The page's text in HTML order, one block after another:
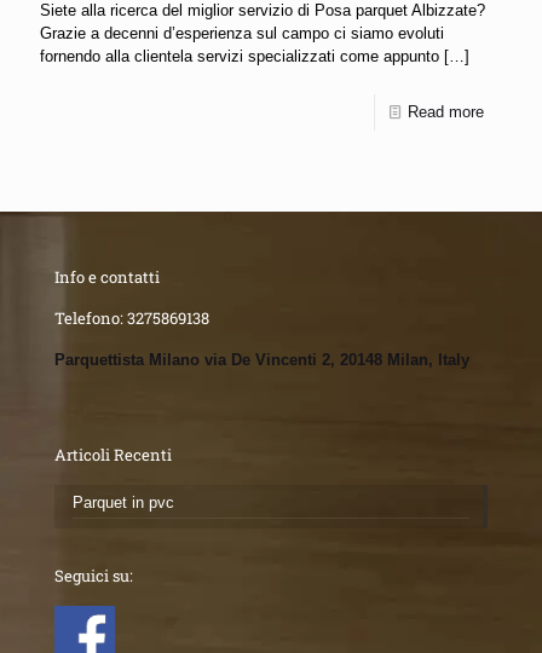
Siete alla ricerca del miglior servizio di Posa parquet Albizzate?
Grazie a decenni d’esperienza sul campo ci siamo evoluti
fornendo alla clientela servizi specializzati come appunto […]
Read more
Info e contatti
Telefono:3275869138
Parquettista Milano via De Vincenti 2, 20148 Milan, Italy
Articoli Recenti
Parquet in pvc
Seguici su: